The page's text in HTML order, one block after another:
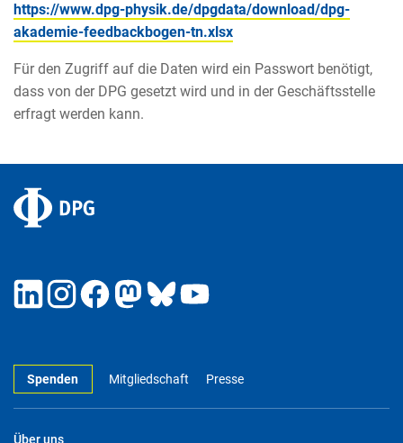
https://www.dpg-physik.de/dpgdata/download/dpg-
akademie-feedbackbogen-tn.xlsx
Für den Zugriff auf die Daten wird ein Passwort benötigt,
dass von der DPG gesetzt wird und in der Geschäftsstelle
erfragt werden kann.
Spenden Mitgliedschaft Presse